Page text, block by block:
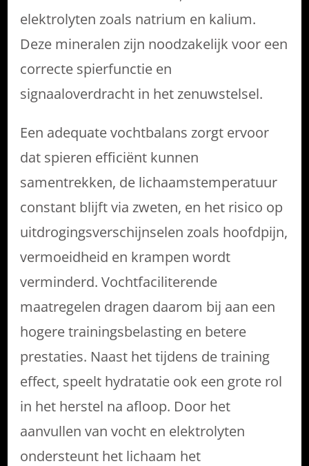
elektrolyten zoals natrium en kalium.
Deze mineralen zijn noodzakelijk voor een
correcte spierfunctie en
signaaloverdracht in het zenuwstelsel.
Een adequate vochtbalans zorgt ervoor
dat spieren efficiënt kunnen
samentrekken, de lichaamstemperatuur
constant blijft via zweten, en het risico op
uitdrogingsverschijnselen zoals hoofdpijn,
vermoeidheid en krampen wordt
verminderd. Vochtfaciliterende
maatregelen dragen daarom bij aan een
hogere trainingsbelasting en betere
prestaties. Naast het tijdens de training
effect, speelt hydratatie ook een grote rol
in het herstel na afloop. Door het
aanvullen van vocht en elektrolyten
ondersteunt het lichaam het